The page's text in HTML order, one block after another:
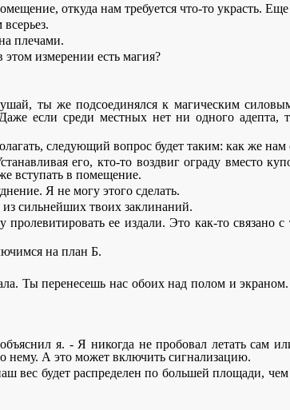
откуда нам требуется что-то украсть. Еще
плечами.
этом измерении есть магия?
ты же подсоединялся к магическим
если среди местных нет ни одного адепта,
следующий вопрос будет таким: как же нам
его, кто-то воздвиг ограду вместо
вступать в помещение.
Я не могу этого сделать.
сильнейших твоих заклинаний.
ее издали. Это как-то
на план Б.
Ты перенесешь нас обоих над полом и
я. - Я никогда не пробовал летать сам
нему. А это может включить сигнализацию.
вес будет распределен по большей площади,